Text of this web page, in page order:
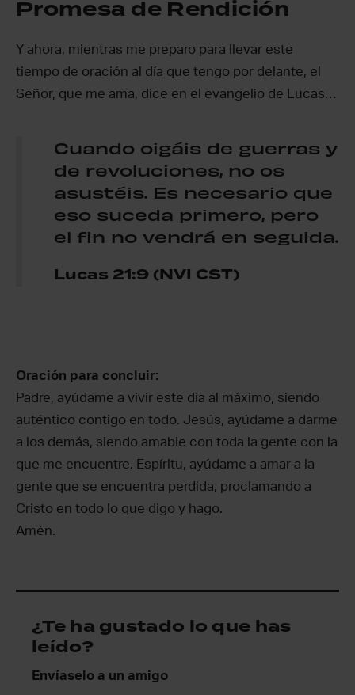
Promesa de Rendición
Y ahora, mientras me preparo para llevar este
tiempo de oración al día que tengo por delante, el
Señor, que me ama, dice en el evangelio de Lucas…
Cuando oigáis de guerras y
de revoluciones, no os
asustéis. Es necesario que
eso suceda primero, pero
el fin no vendrá en seguida.
Lucas 21:9 (NVI CST)
Oración para concluir:
Padre, ayúdame a vivir este día al máximo, siendo
auténtico contigo en todo. Jesús, ayúdame a darme
a los demás, siendo amable con toda la gente con la
que me encuentre. Espíritu, ayúdame a amar a la
gente que se encuentra perdida, proclamando a
Cristo en todo lo que digo y hago.
Amén.
¿Te ha gustado lo que has
leído?
Envíaselo a un amigo